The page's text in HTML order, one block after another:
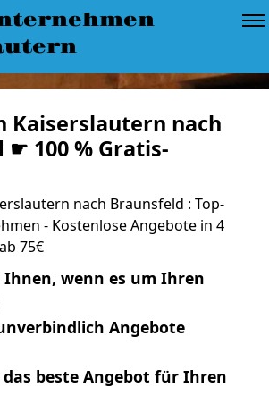
Kaiserslautern nach
☛ 100 % Gratis-
nach Braunsfeld : Top-
- Kostenlose Angebote in 4
75€
wenn es um Ihren
Angebote
das beste Angebot für Ihren